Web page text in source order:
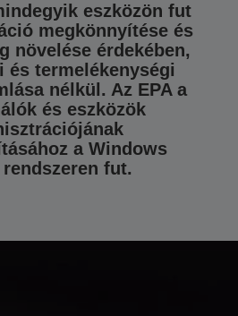
eszközön fut
megkönnyítése és
növelése érdekében,
és termelékenységi
nélkül. Az EPA a
és eszközök
a Windows
fut.